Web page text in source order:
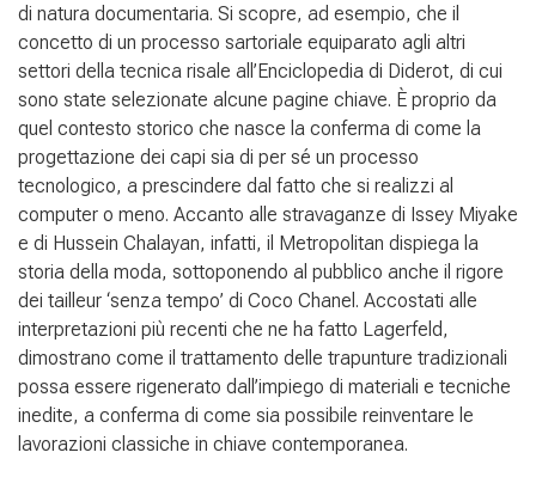
di natura documentaria. Si scopre, ad esempio, che il
concetto di un processo sartoriale equiparato agli altri
settori della tecnica risale all’Enciclopedia di Diderot, di cui
sono state selezionate alcune pagine chiave. È proprio da
quel contesto storico che nasce la conferma di come la
progettazione dei capi sia di per sé un processo
tecnologico, a prescindere dal fatto che si realizzi al
computer o meno. Accanto alle stravaganze di Issey Miyake
e di Hussein Chalayan, infatti, il Metropolitan dispiega la
storia della moda, sottoponendo al pubblico anche il rigore
dei tailleur ‘senza tempo’ di Coco Chanel. Accostati alle
interpretazioni più recenti che ne ha fatto Lagerfeld,
dimostrano come il trattamento delle trapunture tradizionali
possa essere rigenerato dall’impiego di materiali e tecniche
inedite, a conferma di come sia possibile reinventare le
lavorazioni classiche in chiave contemporanea.